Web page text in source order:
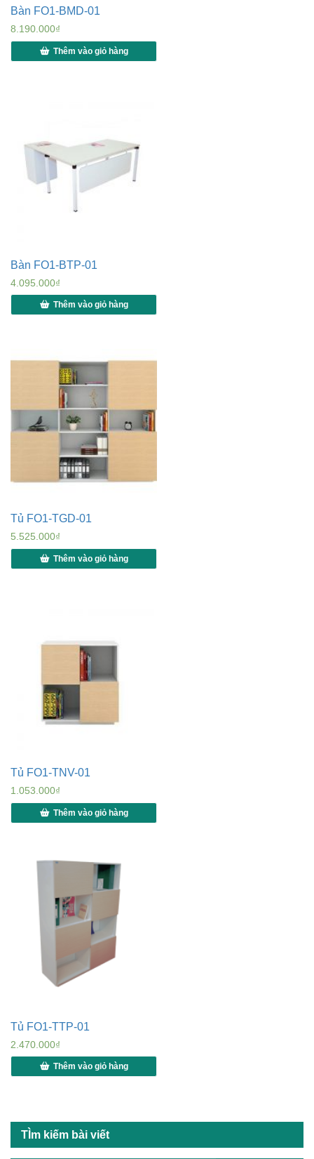
Bàn FO1-BMD-01
8.190.000₫
Thêm vào giỏ hàng
Bàn FO1-BTP-01
4.095.000₫
Thêm vào giỏ hàng
Tủ FO1-TGD-01
5.525.000₫
Thêm vào giỏ hàng
Tủ FO1-TNV-01
1.053.000₫
Thêm vào giỏ hàng
Tủ FO1-TTP-01
2.470.000₫
Thêm vào giỏ hàng
TÌm kiếm bài viết